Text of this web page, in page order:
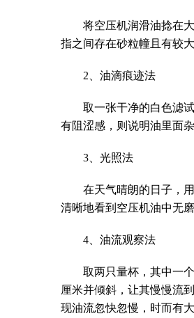
将空压机润滑油捻在
指之间存在砂粒幢且有较
2、油滴痕迹法
取一张干净的白色滤
有阻涩感，则说明油里面
3、光照法
在天气晴朗的日子，
清晰地看到空压机油中无
4、油流观察法
取两只量杯，其中一
厘米并倾斜，让其慢慢流
现油流忽快忽慢，时而有